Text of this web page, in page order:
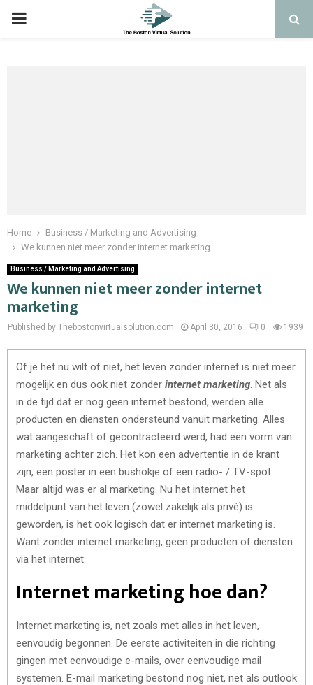
PRIMARY
Home
Business / Marketing and Advertising
We kunnen niet meer zonder internet marketing
Business / Marketing and Advertising
We kunnen niet meer zonder internet
marketing
Published by Thebostonvirtualsolution.com April 30, 2016 0 1939
Of je het nu wilt of niet, het leven zonder internet is niet meer
mogelijk en dus ook niet zonder internet marketing . Net als
in de tijd dat er nog geen internet bestond, werden alle
producten en diensten ondersteund vanuit marketing. Alles
wat aangeschaft of gecontracteerd werd, had een vorm van
marketing achter zich. Het kon een advertentie in de krant
zijn, een poster in een bushokje of een radio- / TV-spot.
Maar altijd was er al marketing. Nu het internet het
middelpunt van het leven (zowel zakelijk als privé) is
geworden, is het ook logisch dat er internet marketing is.
Want zonder internet marketing, geen producten of diensten
via het internet.
Internet marketing hoe dan?
Internet marketing is, net zoals met alles in het leven,
eenvoudig begonnen. De eerste activiteiten in die richting
gingen met eenvoudige e-mails, over eenvoudige mail
systemen. E-mail marketing bestond nog niet, net als outlook